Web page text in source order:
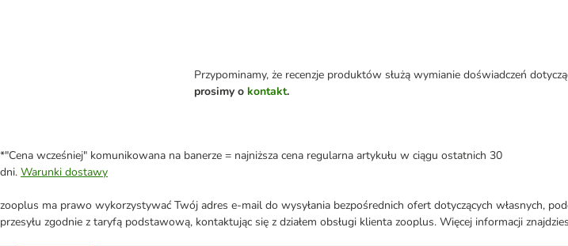
Przypominamy, że recenzje produktów służą wymianie doświadczeń
prosimy o kontakt.
*"Cena wcześniej" komunikowana na banerze = najniższa cena regularna artykułu w ciągu ostatnich 30
dni. Warunki dostawy
zooplus ma prawo wykorzystywać Twój adres e-mail do wysyłania bezpośrednich ofert dotyczących własnych,
przesyłu zgodnie z taryfą podstawową, kontaktując się z działem obsługi klienta zooplus. Więcej informacji